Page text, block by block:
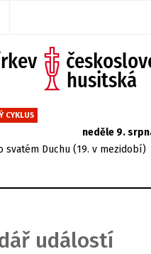
CYKLUS
neděle 9.
svatém Duchu (19. v mezidobí)
událostí